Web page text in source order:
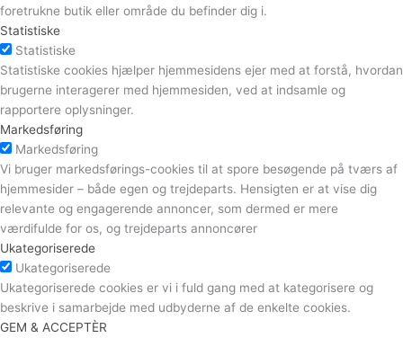
foretrukne butik eller område du befinder dig i.
Statistiske
Statistiske
Statistiske cookies hjælper hjemmesidens ejer med at forstå, hvordan
brugerne interagerer med hjemmesiden, ved at indsamle og
rapportere oplysninger.
Markedsføring
Markedsføring
Vi bruger markedsførings-cookies til at spore besøgende på tværs af
hjemmesider – både egen og trejdeparts. Hensigten er at vise dig
relevante og engagerende annoncer, som dermed er mere
værdifulde for os, og trejdeparts annoncører
Ukategoriserede
Ukategoriserede
Ukategoriserede cookies er vi i fuld gang med at kategorisere og
beskrive i samarbejde med udbyderne af de enkelte cookies.
GEM & ACCEPTÈR